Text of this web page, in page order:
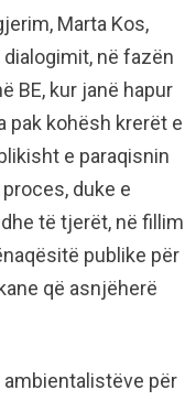
Marta Kos,
në fazën
BE, kur janë hapur
pak kohësh krerët e
e paraqisnin
duke e
të tjerët, në fillim
publike për
që asnjëherë
për